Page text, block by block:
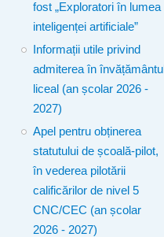
fost „Exploratori în lumea
inteligenței artificiale”
Informații utile privind
admiterea în învățământul
liceal (an școlar 2026 -
2027)
Apel pentru obținerea
statutului de școală-pilot,
în vederea pilotării
calificărilor de nivel 5
CNC/CEC (an școlar
2026 - 2027)